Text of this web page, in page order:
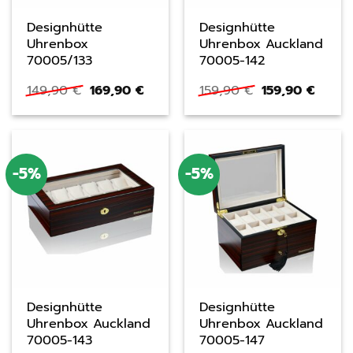
Designhütte
Uhrenbox
70005/133
149,90€ Ursprünglicher
Preis
war:
169,90€Aktueller
ist:
Designhütte
Uhrenbox Auckland
70005-142
159,90€
Preis
war:
159,90€
ist:
-5%
Designhütte
Uhrenbox Auckland
70005-143
-5%
Designhütte
Uhrenbox Auckland
70005-147